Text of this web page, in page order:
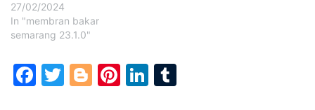
27/02/2024
In "membran bakar
semarang 23.1.0"
Facebook
Twitter
Blogger
Pinterest
LinkedIn